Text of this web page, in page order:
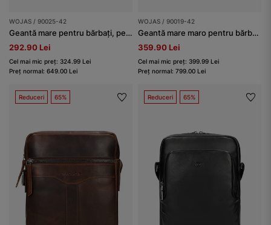
WOJAS / 90025-42
Geantă mare pentru bărbați, pentru umăr, din piele ceruită tip pull up
292.90 Lei
Cel mai mic preț: 324.99 Lei
Preț normal: 649.00 Lei
WOJAS / 90019-42
Geantă mare maro pentru bărbați din piele pull-up
359.90 Lei
Cel mai mic preț: 399.99 Lei
Preț normal: 799.00 Lei
Reduceri 65% Reduceri 65%